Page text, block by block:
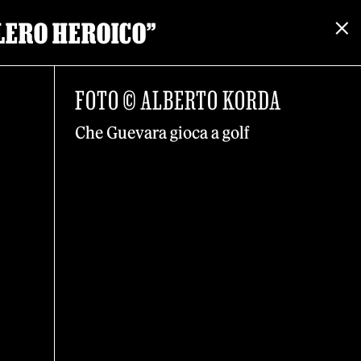
HEROICO”
FOTO © ALBERTO KORDA
Che Guevara gioca a golf